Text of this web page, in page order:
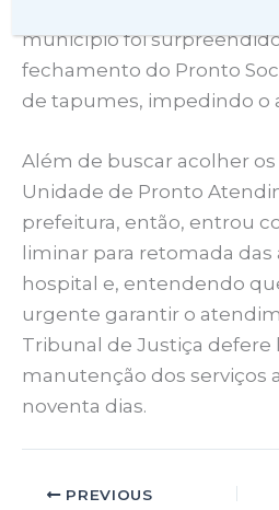
município foi
fechamento do Pronto
de tapumes, impedindo o
Além de buscar acolher
Unidade de Pronto
prefeitura, então, entrou
liminar para retomada das
hospital e, entendendo
urgente garantir o
Tribunal de Justiça defere
manutenção dos serviços
noventa dias.
PREVIOUS